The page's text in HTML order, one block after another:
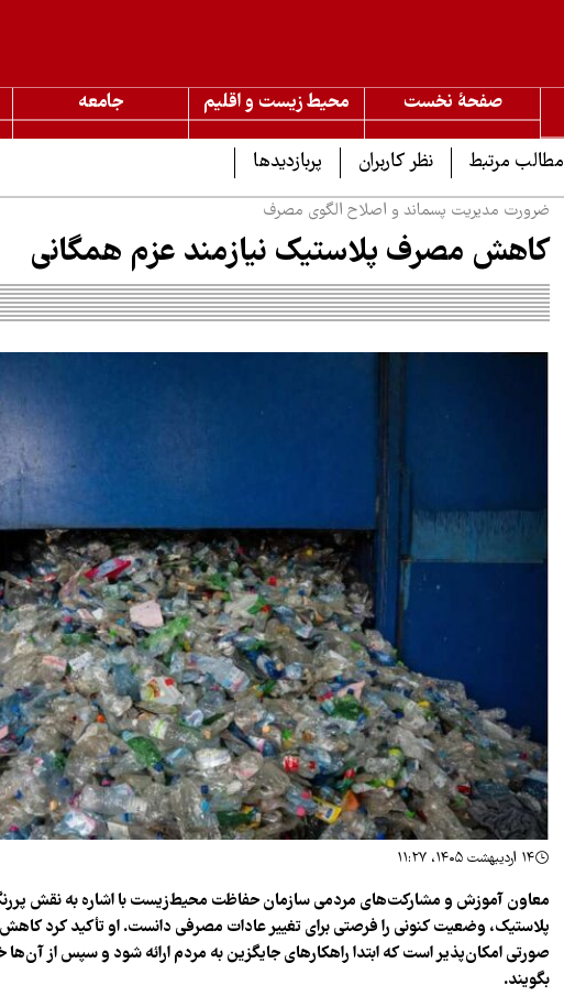
صفحۀ نخست محیط زیست و اقلیم جامعه
مطالب مرتبط
نظر کاربران پربازدیدها
ضرورت مدیریت پسماند و اصلاح الگوی مصرف
کاهش مصرف پلاستیک نیازمند عزم همگانی
۱۴ اردیبهشت ۱۴۰۵، ۱۱:۲۷
معاون آموزش و مشارکت‌های مردمی سازمان حفاظت محیط‌زیست با اشاره به نقش
پلاستیک، وضعیت کنونی را فرصتی برای تغییر عادات مصرفی دانست. او تأکید کرد
صورتی امکان‌پذیر است که ابتدا راهکارهای جایگزین به مردم ارائه شود و سپس از آن‌ها
بگویند.